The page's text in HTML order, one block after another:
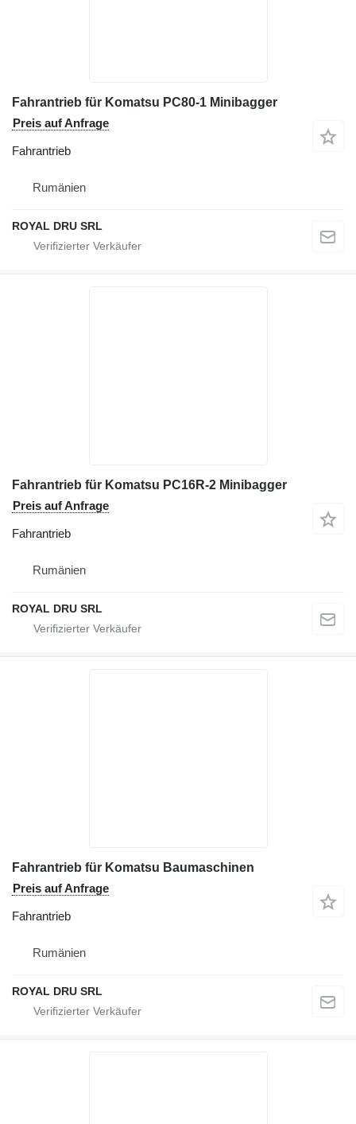
Fahrantrieb für Komatsu PC80-1 Minibagger
Preis auf Anfrage
Fahrantrieb
Rumänien
ROYAL DRU SRL
Fahrantrieb für Komatsu PC16R-2 Minibagger
Preis auf Anfrage
Fahrantrieb
Rumänien
ROYAL DRU SRL
Fahrantrieb für Komatsu Baumaschinen
Preis auf Anfrage
Fahrantrieb
Rumänien
ROYAL DRU SRL